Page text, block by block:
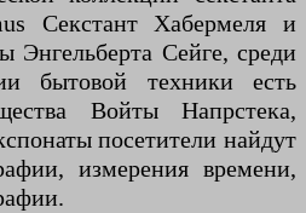
Секстант Хабермеля и
Энгельберта Сейге, среди
бытовой техники есть
Войты Напрстека,
посетители найдут
измерения времени,